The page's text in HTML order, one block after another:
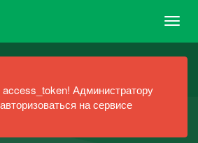
Администратору
на сервисе